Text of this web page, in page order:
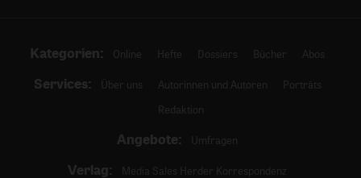
Kategorien: Online Hefte Dossiers Bücher Abos
Services: Über uns Autorinnen und Autoren
Porträts
Redaktion
Angebote: Umfragen
Verlag:
Media Sales Herder Korrespondenz